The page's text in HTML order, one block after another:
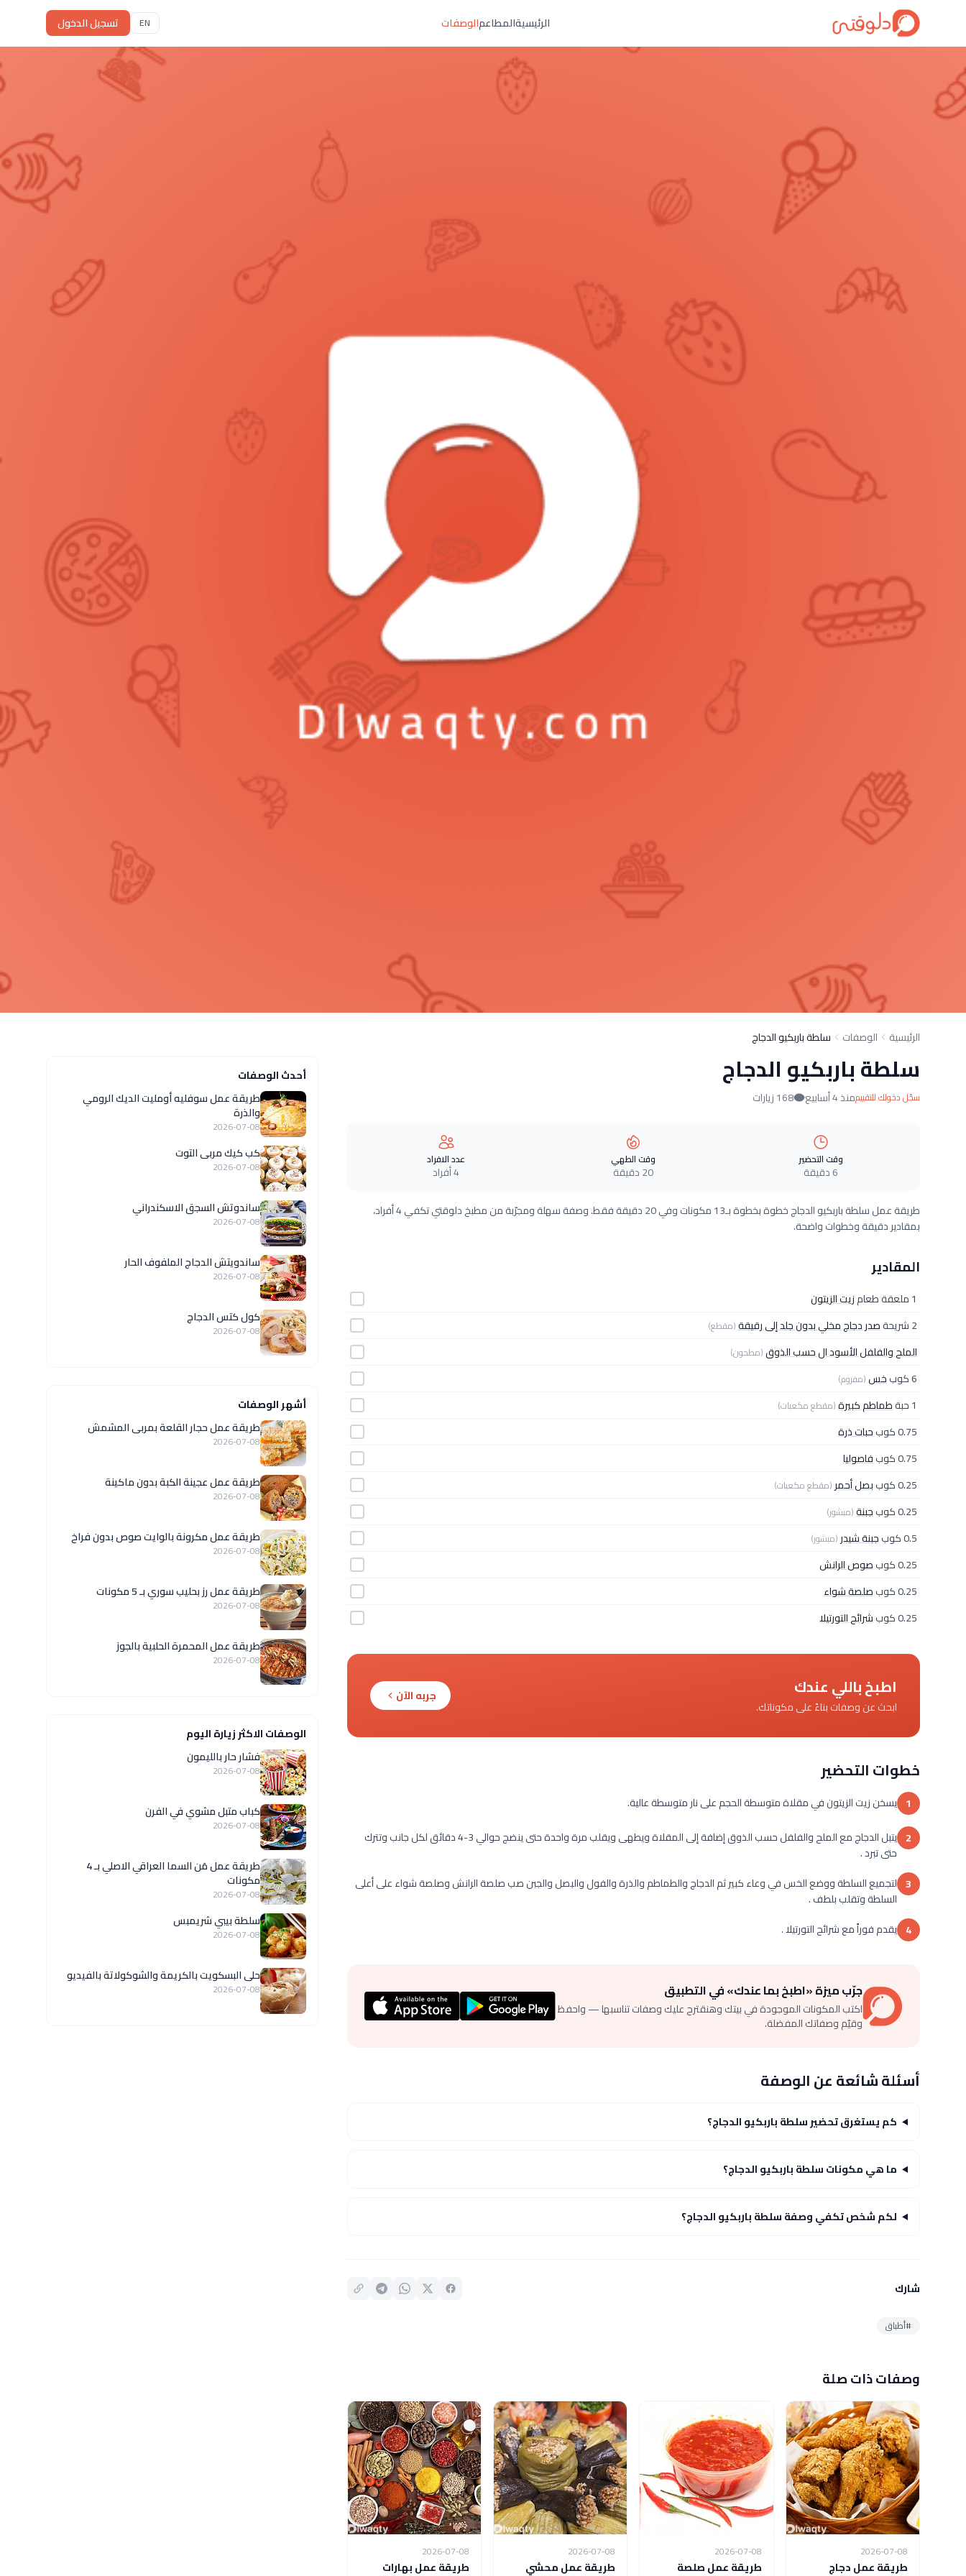
الرئيسيةالمطاعمالوصفات EN تسجيل الدخول
الرئيسية الوصفات سلطة باربكيو الدجاج
سلطة باربكيو الدجاج
سجّل دخولك للتقييممنذ 4 أسابيع 168 زيارات
وقت التحضير
6 دقيقة
وقت الطهي
20 دقيقة
عدد الافراد
4 أفراد
طريقة عمل سلطة باربكيو الدجاج خطوة بخطوة بـ13 مكونات وفي 20 دقيقة فقط. وصفة سهلة ومجرّبة من مطبخ دلوقتي تكفي 4 أفراد،
بمقادير دقيقة وخطوات واضحة.
المقادير
1 ملعقة طعام
زيت الزيتون
2 شريحة
صدر دجاج مخلي بدون جلد إلى رقيقة(مقطع)
الملح والفلفل الأسود ال حسب الذوق(مطحون)
6 كوب خس(مفروم)
1 حبة طماطم كبيرة(مقطع مكعبات)
0.75 كوب
حبات ذرة
0.75 كوب
فاصوليا
0.25 كوب
بصل أحمر (مقطع مكعبات)
0.25 كوب جبنة(مبشور)
0.5 كوب جبنة شيدر (مبشور)
0.25 كوب
صوص الرانش
0.25 كوب
صلصة شواء
0.25 كوب
شرائح التورتيلا
اطبخ باللي عندك
ابحث عن وصفات بناءً على مكوناتك.
جربه الآن
خطوات التحضير
1 يسخن زيت الزيتون في مقلاة متوسطة الحجم على نار متوسطة عالية.
2
يتبل الدجاج مع الملح والفلفل حسب الذوق إضافة إلى المقلاة ويطهى ويقلب مرة واحدة حتى ينضج حوالي 3-4 دقائق لكل جانب وتترك
حتى تبرد .
3 لتجميع السلطة ووضع الخس في وعاء كبير ثم الدجاج والطماطم والذرة والفول والبصل والجبن صب صلصة الرانش وصلصة شواء على أعلى
السلطة وتقلب بلطف .
4 يقدم فوراً مع شرائح التورتيلا .
جرّب ميزة «اطبخ بما عندك» في التطبيق
اكتب المكونات الموجودة في بيتك وهنقترح عليك وصفات تناسبها — واحفظ
وقيّم وصفاتك المفضلة.
أسئلة شائعة عن الوصفة
كم يستغرق تحضير سلطة باربكيو الدجاج؟
ما هي مكونات سلطة باربكيو الدجاج؟
لكم شخص تكفي وصفة سلطة باربكيو الدجاج؟
شارك
#أطباق
وصفات ذات صلة
2026-07-08
طريقة عمل دجاج
2026-07-08
طريقة عمل صلصة
2026-07-08
طريقة عمل محشي
2026-07-08
طريقة عمل بهارات
أحدث الوصفات
طريقة عمل سوفليه أومليت الديك الرومي
والذرة
2026-07-08
كب كيك مربى التوت
2026-07-08
ساندوتش السجق الاسكندراني
2026-07-08
ساندويتش الدجاج الملفوف الحار
2026-07-08
كول كتس الدجاج
2026-07-08
أشهر الوصفات
طريقة عمل حجار القلعة بمربى المشمش
2026-07-08
طريقة عمل عجينة الكبة بدون ماكينة
2026-07-08
طريقة عمل مكرونة بالوايت صوص بدون فراخ
2026-07-08
طريقة عمل رز بحليب سوري بـ 5 مكونات
2026-07-08
طريقة عمل المحمرة الحلبية بالجوز
2026-07-08
الوصفات الاكثر زيارة اليوم
فشار حار بالليمون
2026-07-08
كباب متبل مشوي في الفرن
2026-07-08
طريقة عمل مَن السما العراقي الاصلي بـ 4
مكونات
2026-07-08
سلطة بيبي شريمبس
2026-07-08
حلى البسكويت بالكريمة والشوكولاتة بالفيديو
2026-07-08